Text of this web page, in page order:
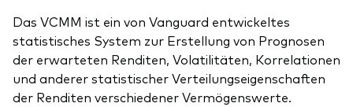
Das VCMM ist ein von Vanguard entwickeltes
statistisches System zur Erstellung von Prognosen
der erwarteten Renditen, Volatilitäten, Korrelationen
und anderer statistischer Verteilungseigenschaften
der Renditen verschiedener Vermögenswerte.